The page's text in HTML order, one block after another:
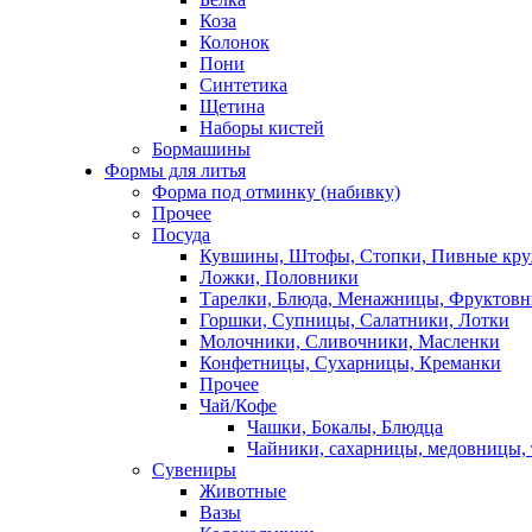
Коза
Колонок
Пони
Синтетика
Щетина
Наборы кистей
Бормашины
Формы для литья
Форма под отминку (набивку)
Прочее
Посуда
Кувшины, Штофы, Стопки, Пивные
Ложки, Половники
Тарелки, Блюда, Менажницы,
Горшки, Супницы, Салатники, Лотки
Молочники, Сливочники, Масленки
Конфетницы, Сухарницы, Креманки
Прочее
Чай/Кофе
Чашки, Бокалы, Блюдца
Чайники, сахарницы, медовницы,
Сувениры
Животные
Вазы